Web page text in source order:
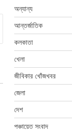
অন্যান্য
আন্তর্জাতিক
কলকাতা
খেলা
জীবিকার খোঁজখবর
জেলা
দেশ
পঞ্চায়েত সংবাদ